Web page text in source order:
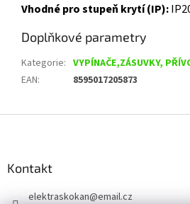
Vhodné pro stupeň krytí (IP):
Doplňkové parametry
Kategorie: VYPÍNAČE,ZÁSUVKY,
EAN: 8595017205873
Kontakt
elektraskokan@email.cz